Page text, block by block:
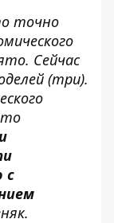
точно
Сейчас
(три).
с